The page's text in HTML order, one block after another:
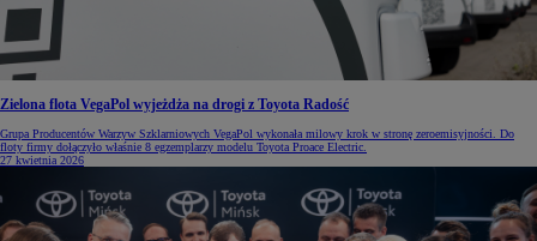
Zielona flota VegaPol wyjeżdża na drogi z Toyota Radość
Grupa Producentów Warzyw Szklarniowych VegaPol wykonała milowy krok w stronę zeroemisyjności. Do
floty firmy dołączyło właśnie 8 egzemplarzy modelu Toyota Proace Electric.
27 kwietnia 2026